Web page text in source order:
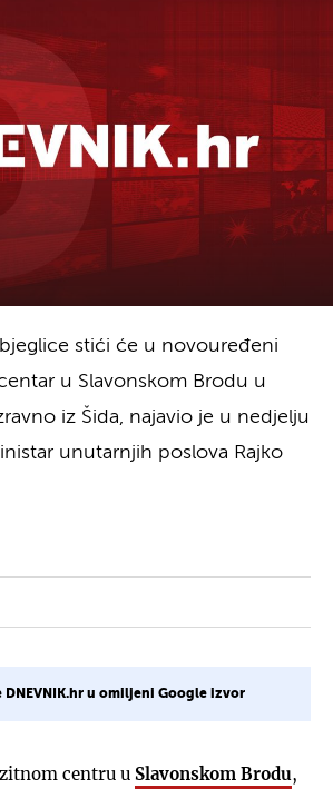
stići će u novouređeni
u Slavonskom Brodu u
iz Šida, najavio je u nedjelju
unutarnjih poslova Rajko
DNEVNIK.hr u omiljeni Google izvor
centru u Slavonskom Brodu,